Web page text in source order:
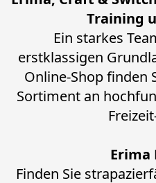
Training
Ein starkes
erstklassigen
Online-Shop finden
Sortiment an
Erima